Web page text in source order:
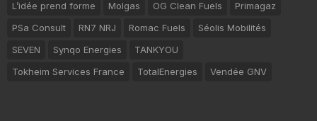
L’idée prend forme
Molgas OG Clean Fuels
Primagaz
PSa Consult
RN7 NRJ Romac Fuels
Séolis Mobilités
SEVEN
Synqo Energies
TANKYOU
Tokheim Services France
TotalEnergies Vendée GNV